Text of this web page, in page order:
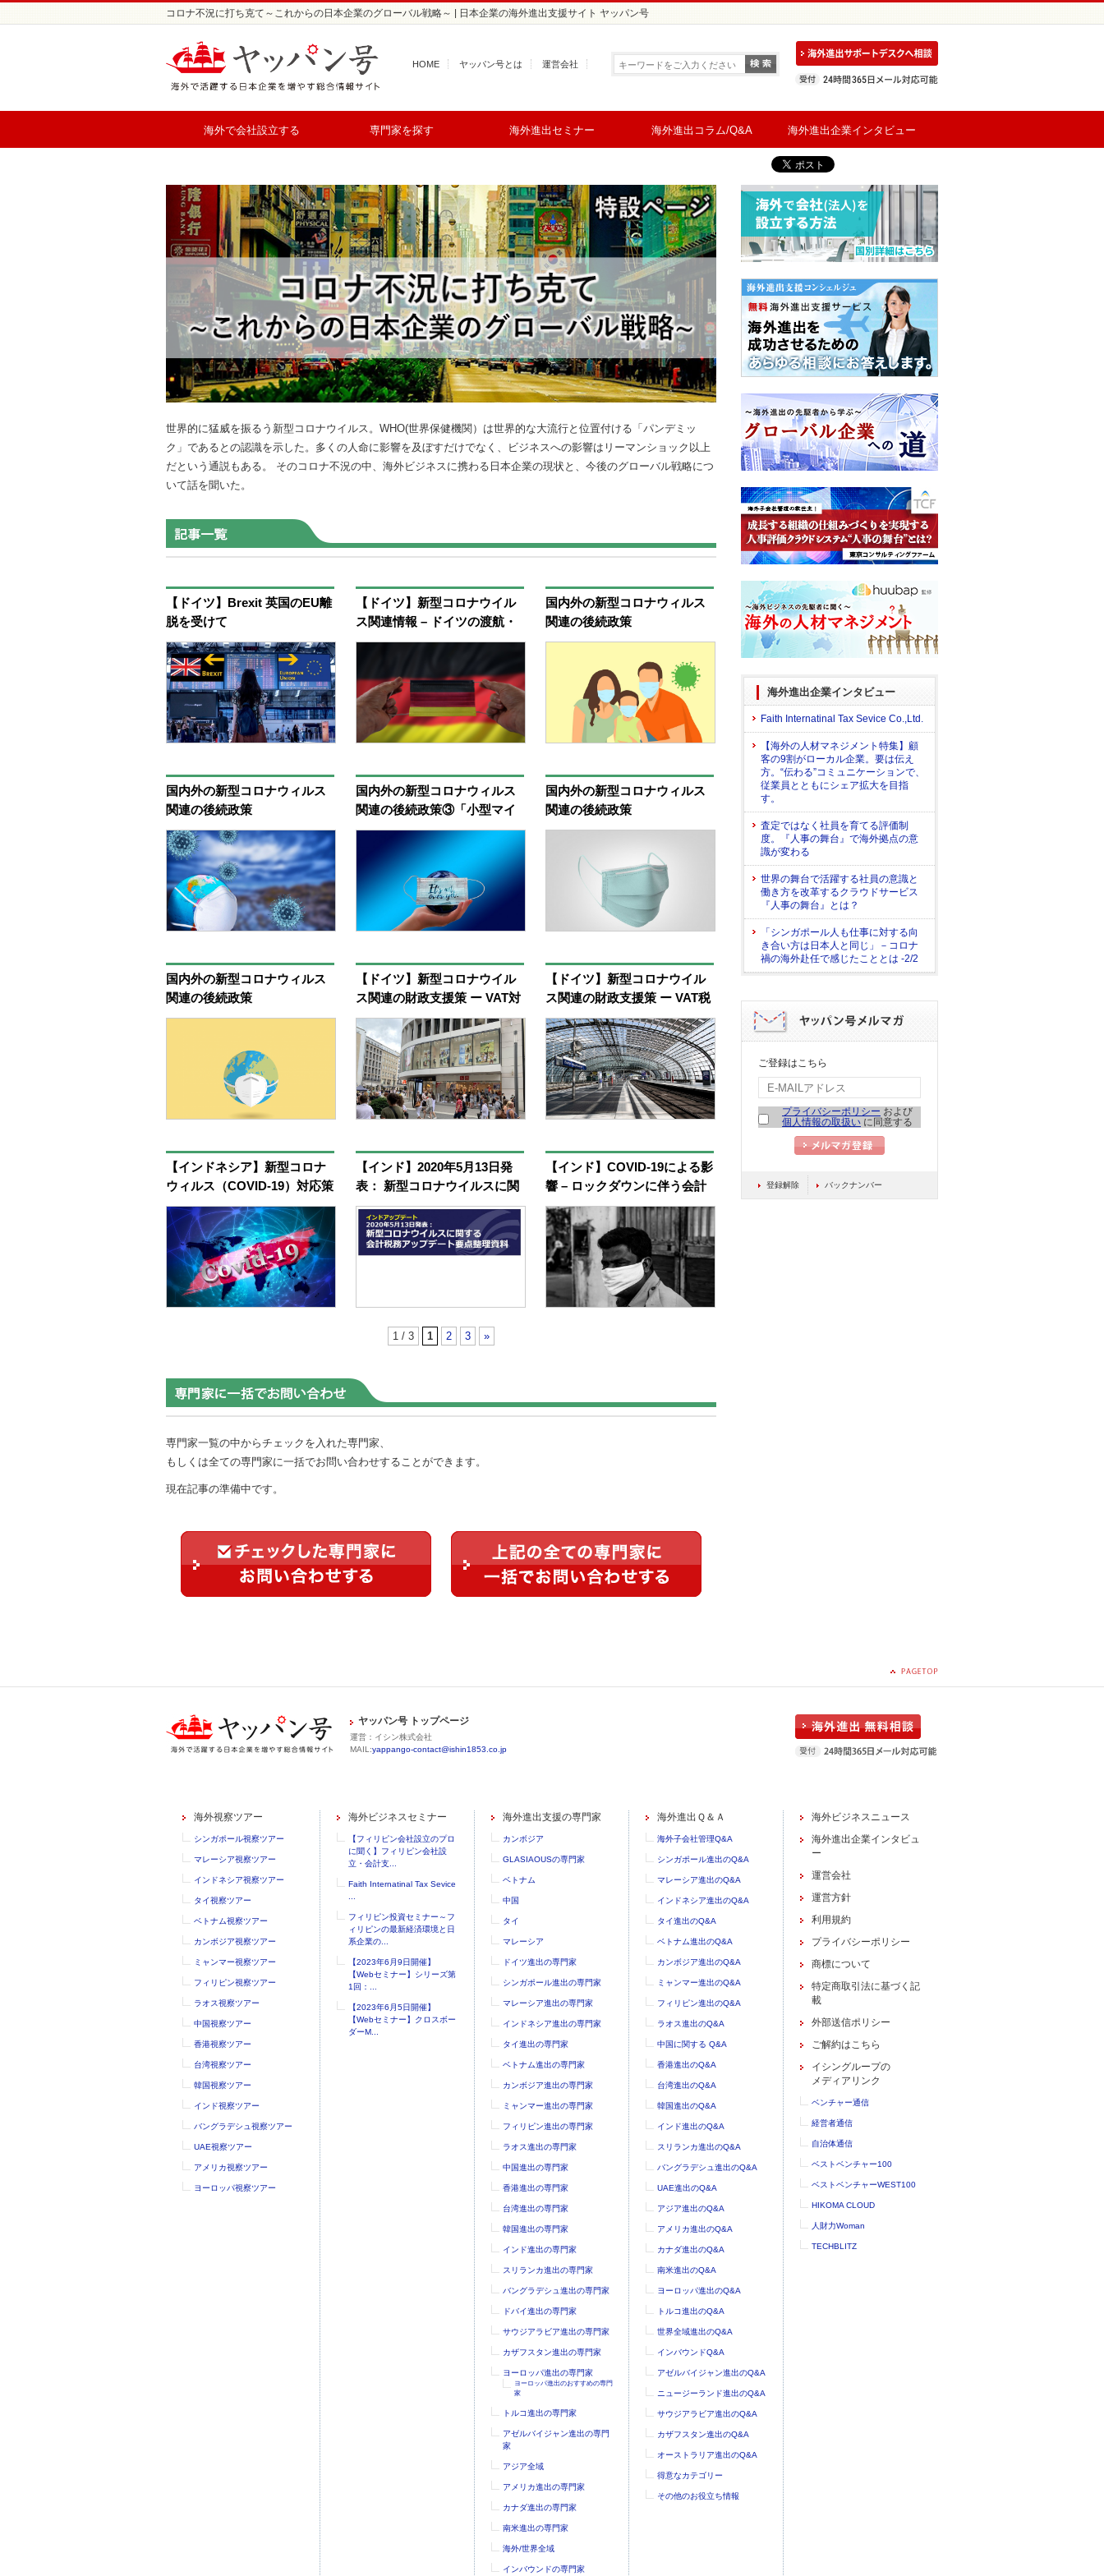
コロナ不況に打ち克て～これからの日本企業のグローバル戦略～ | 日本企業の海外進出支援サイト ヤッパン号
HOME ヤッパン号とは 運営会社
海外で会社設立する 専門家を探す 海外進出セミナー 海外進出コラム/Q&A 海外進出企業インタビュー
世界的に猛威を振るう新型コロナウイルス。WHO(世界保健機関）は世界的な大流行と位置付ける「パンデミッ
ク」であるとの認識を示した。多くの人命に影響を及ぼすだけでなく、ビジネスへの影響はリーマンショック以上
だという通説もある。 そのコロナ不況の中、海外ビジネスに携わる日本企業の現状と、今後のグローバル戦略につ
いて話を聞いた。
【ドイツ】Brexit 英国のEU離
脱を受けて
【ドイツ】新型コロナウイル
ス関連情報 – ドイツの渡航・
防疫措置について
国内外の新型コロナウィルス
関連の後続政策
④最高人民裁判所の新型コロ
ナに関わる民事事件の審理に
関する指導意見（二）
国内外の新型コロナウィルス
関連の後続政策
④最高人民裁判所の新型コロ
ナに関わる民事事件の審理に
関する指導意見（二）
国内外の新型コロナウィルス
関連の後続政策③「小型マイ
クロ企業の増値税減免政策の
年末まで延長、所得税の納付
繰延」
国内外の新型コロナウィルス
関連の後続政策
②サービス業の小型マイクロ
貸料プレッシャーの緩和策
国内外の新型コロナウィルス
関連の後続政策
①雇用の安定と拡大に関する
【ドイツ】新型コロナウイル
ス関連の財政支援策 ー VAT対
策の実務
【ドイツ】新型コロナウイル
ス関連の財政支援策 ー VAT税
率の引下げ
【インドネシア】新型コロナ
ウィルス（COVID-19）対応策
として施行された税務関連救
済策のアップデート
【インド】2020年5月13日発
表： 新型コロナウイルスに関
する会計税務アップデート要
点整理資料
【インド】COVID-19による影
響 – ロックダウンに伴う会計
税務ルールの変更点
1 / 3 1 2 3 »
専門家一覧の中からチェックを入れた専門家、
もしくは全ての専門家に一括でお問い合わせすることができます。
現在記事の準備中です。
海外進出企業インタビュー
Faith Internatinal Tax Sevice Co.,Ltd.
【海外の人材マネジメント特集】顧
客の9割がローカル企業。要は伝え
方。“伝わる”コミュニケーションで、
従業員とともにシェア拡大を目指
す。
査定ではなく社員を育てる評価制
度。『人事の舞台』で海外拠点の意
識が変わる
世界の舞台で活躍する社員の意識と
働き方を改革するクラウドサービス
『人事の舞台』とは？
「シンガポール人も仕事に対する向
き合い方は日本人と同じ」－コロナ
禍の海外赴任で感じたこととは -2/2
ご登録はこちら
プライバシーポリシー および
個人情報の取扱い に同意する
登録解除 バックナンバー
ヤッパン号 トップページ
運営：イシン株式会社
MAIL:yappango-contact@ishin1853.co.jp
海外視察ツアー
シンガポール視察ツアー
マレーシア視察ツアー
インドネシア視察ツアー
タイ視察ツアー
ベトナム視察ツアー
カンボジア視察ツアー
ミャンマー視察ツアー
フィリピン視察ツアー
ラオス視察ツアー
中国視察ツアー
香港視察ツアー
台湾視察ツアー
韓国視察ツアー
インド視察ツアー
バングラデシュ視察ツアー
UAE視察ツアー
アメリカ視察ツアー
ヨーロッパ視察ツアー
海外ビジネスセミナー
【フィリピン会社設立のプロ
に聞く】フィリピン会社設
立・会計支...
Faith Internatinal Tax Sevice
フィリピン投資セミナー～フ
ィリピンの最新経済環境と日
系企業の...
【2023年6月9日開催】
【Webセミナー】シリーズ第
1回：...
【2023年6月5日開催】
【Webセミナー】クロスボー
ダーM...
海外進出支援の専門家
カンボジア
GLASIAOUSの専門家
ベトナム
中国
タイ
マレーシア
ドイツ進出の専門家
シンガポール進出の専門家
マレーシア進出の専門家
インドネシア進出の専門家
タイ進出の専門家
ベトナム進出の専門家
カンボジア進出の専門家
ミャンマー進出の専門家
フィリピン進出の専門家
ラオス進出の専門家
中国進出の専門家
香港進出の専門家
台湾進出の専門家
韓国進出の専門家
インド進出の専門家
スリランカ進出の専門家
バングラデシュ進出の専門家
ドバイ進出の専門家
サウジアラビア進出の専門家
カザフスタン進出の専門家
ヨーロッパ進出の専門家
ヨーロッパ進出のおすすめの専門
家
トルコ進出の専門家
アゼルバイジャン進出の専門
家
アジア全域
アメリカ進出の専門家
カナダ進出の専門家
南米進出の専門家
海外/世界全域
インバウンドの専門家
海外進出Ｑ＆Ａ
海外子会社管理Q&A
シンガポール進出のQ&A
マレーシア進出のQ&A
インドネシア進出のQ&A
タイ進出のQ&A
ベトナム進出のQ&A
カンボジア進出のQ&A
ミャンマー進出のQ&A
フィリピン進出のQ&A
ラオス進出のQ&A
中国に関する Q&A
香港進出のQ&A
台湾進出のQ&A
韓国進出のQ&A
インド進出のQ&A
スリランカ進出のQ&A
バングラデシュ進出のQ&A
UAE進出のQ&A
アジア進出のQ&A
アメリカ進出のQ&A
カナダ進出のQ&A
南米進出のQ&A
ヨーロッパ進出のQ&A
トルコ進出のQ&A
世界全域進出のQ&A
インバウンドQ&A
アゼルバイジャン進出のQ&A
ニュージーランド進出のQ&A
サウジアラビア進出のQ&A
カザフスタン進出のQ&A
オーストラリア進出のQ&A
得意なカテゴリー
その他のお役立ち情報
海外ビジネスニュース
海外進出企業インタビュ
ー
運営会社
運営方針
利用規約
プライバシーポリシー
商標について
特定商取引法に基づく記
載
外部送信ポリシー
ご解約はこちら
イシングループの
メディアリンク
ベンチャー通信
経営者通信
自治体通信
ベストベンチャー100
ベストベンチャーWEST100
HIKOMA CLOUD
人財力Woman
TECHBLITZ